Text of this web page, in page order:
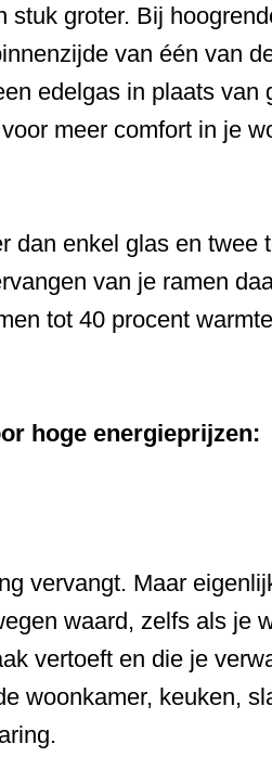
groter. Bij
van één van
edelgas in plaats van
meer comfort in je
dan enkel glas en twee
van je ramen
tot 40 procent
hoge energieprijzen:
vervangt. Maar
waard, zelfs als je
vertoeft en die je
woonkamer, keuken,